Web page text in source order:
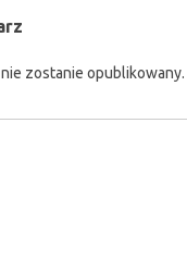
zostanie opublikowany.